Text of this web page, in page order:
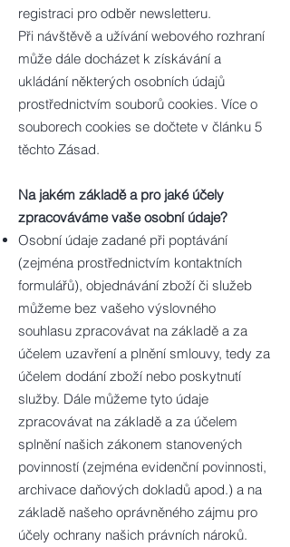
registraci pro odběr newsletteru.
Při návštěvě a užívání webového rozhraní
může dále docházet k získávání a
ukládání některých osobních údajů
prostřednictvím souborů cookies. Více o
souborech cookies se dočtete v článku 5
těchto Zásad.
Na jakém základě a pro jaké účely
zpracováváme vaše osobní údaje?
Osobní údaje zadané při poptávání
(zejména prostřednictvím kontaktních
formulářů), objednávání zboží či služeb
můžeme bez vašeho výslovného
souhlasu zpracovávat na základě a za
účelem uzavření a plnění smlouvy, tedy za
účelem dodání zboží nebo poskytnutí
služby. Dále můžeme tyto údaje
zpracovávat na základě a za účelem
splnění našich zákonem stanovených
povinností (zejména evidenční povinnosti,
archivace daňových dokladů apod.) a na
základě našeho oprávněného zájmu pro
účely ochrany našich právních nároků.